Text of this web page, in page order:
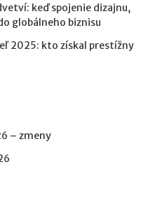
keď spojenie dizajnu,
globálneho biznisu
2025: kto získal prestížny
– zmeny